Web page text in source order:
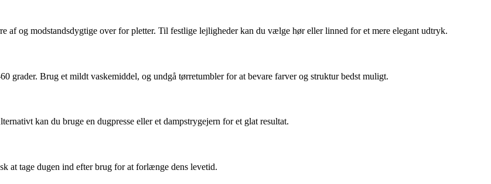
af og modstandsdygtige over for pletter. Til festlige lejligheder kan du vælge hør eller linned for et mere elegant udtryk.
grader. Brug et mildt vaskemiddel, og undgå tørretumbler for at bevare farver og struktur bedst muligt.
kan du bruge en dugpresse eller et dampstrygejern for et glat resultat.
at tage dugen ind efter brug for at forlænge dens levetid.